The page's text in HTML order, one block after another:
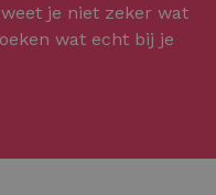
je niet zeker wat
wat echt bij je